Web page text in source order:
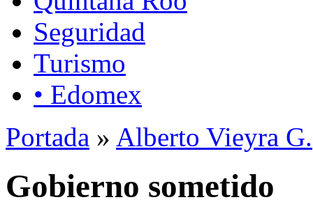
Seguridad
Turismo
• Edomex
Portada » Alberto Vieyra G.
Gobierno sometido